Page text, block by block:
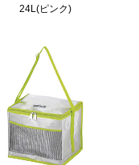
24L(ピンク)